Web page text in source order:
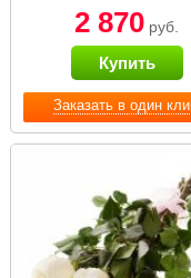
Заказать в один
2 870 руб.
Купить